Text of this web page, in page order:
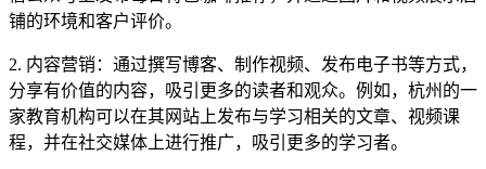
铺的环境和客户评价。
2. 内容营销：通过撰写博客、制作视频、发布电子书等方式，
分享有价值的内容，吸引更多的读者和观众。例如，杭州的一
家教育机构可以在其网站上发布与学习相关的文章、视频课
程，并在社交媒体上进行推广，吸引更多的学习者。